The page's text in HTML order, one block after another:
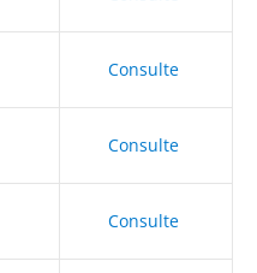
Consulte
Consulte
Consulte